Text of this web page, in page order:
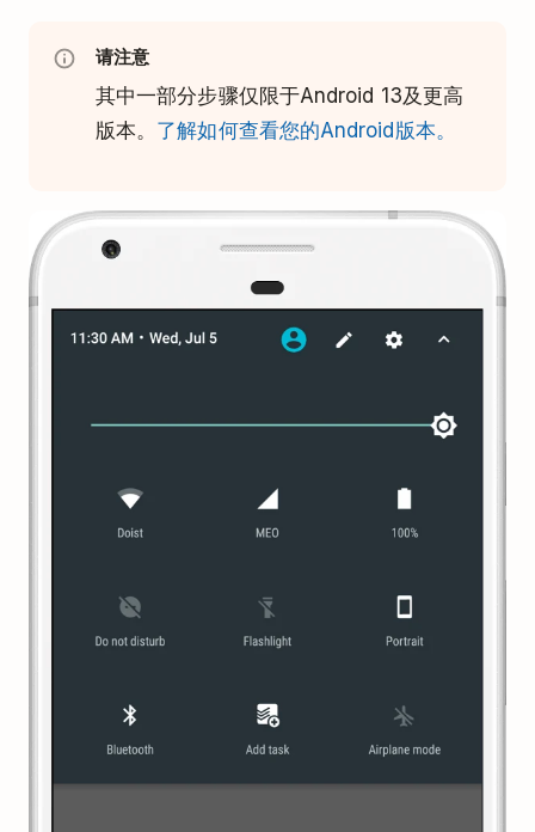
请注意
其中一部分步骤仅限于Android 13及更高
版本。 了解如何查看您的Android版本。